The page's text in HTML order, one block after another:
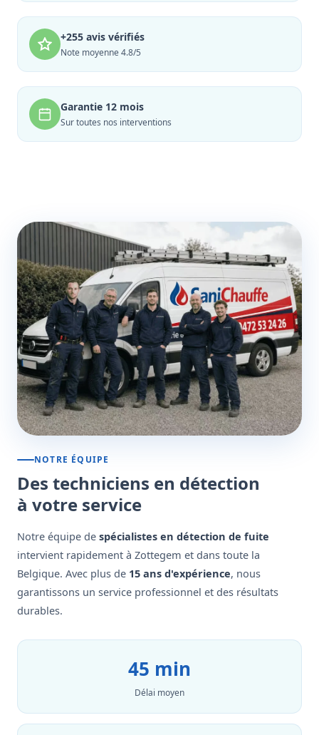
+255 avis vérifiés
Note moyenne 4.8/5
Garantie 12 mois
Sur toutes nos interventions
NOTRE ÉQUIPE
Des techniciens en détection
à votre service
Notre équipe de spécialistes en détection de fuite
intervient rapidement à Zottegem et dans toute la
Belgique. Avec plus de 15 ans d'expérience, nous
garantissons un service professionnel et des résultats
durables.
45 min
Délai moyen